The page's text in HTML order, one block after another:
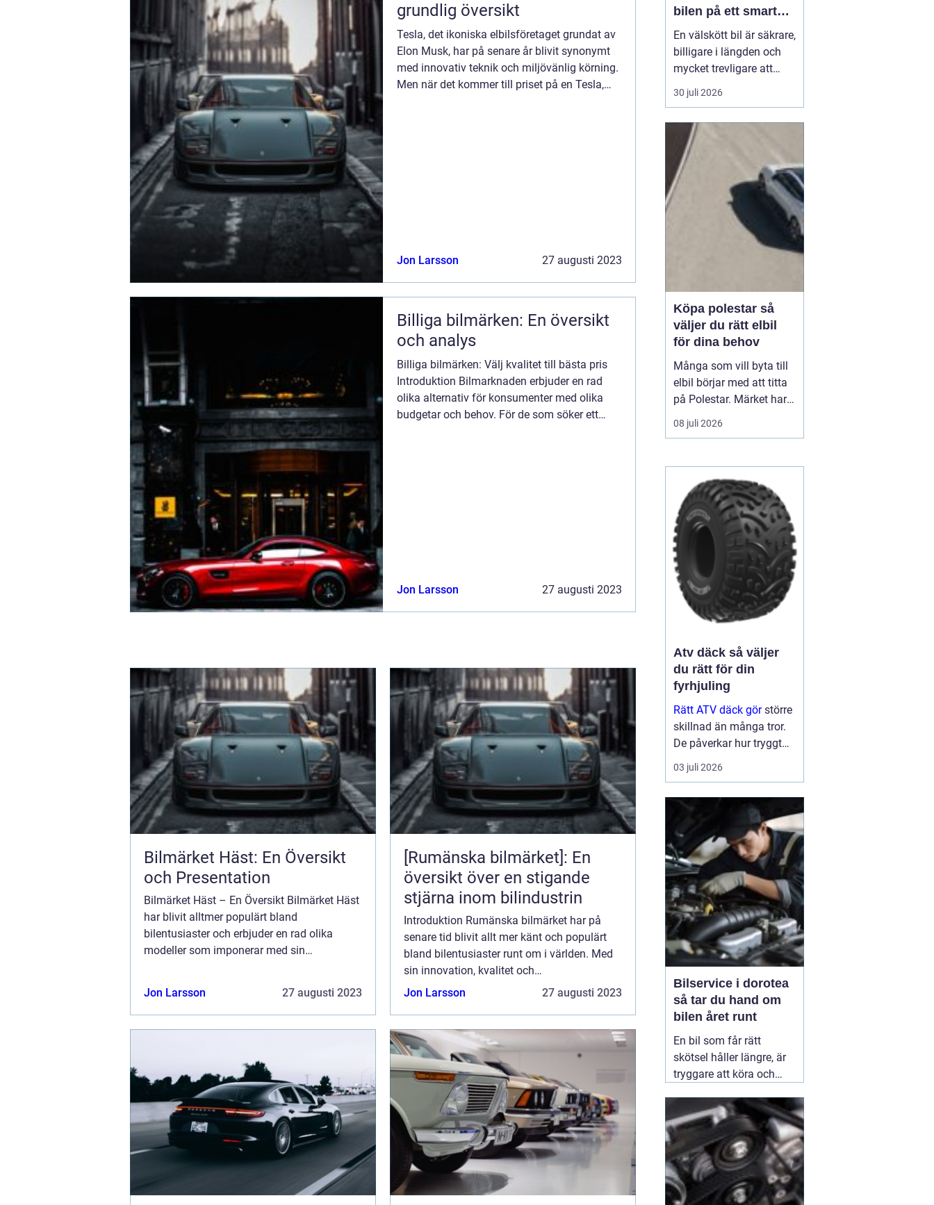
grundlig översikt
Tesla, det ikoniska elbilsföretaget grundat av
Elon Musk, har på senare år blivit synonymt
med innovativ teknik och miljövänlig körning.
Men när det kommer till priset på en Tesla,
Jon Larsson 27 augusti 2023
Billiga bilmärken: En översikt
och analys
Billiga bilmärken: Välj kvalitet till bästa pris
Introduktion Bilmarknaden erbjuder en rad
olika alternativ för konsumenter med olika
budgetar och behov. För de som söker ett
Jon Larsson 27 augusti 2023
Bilmärket Häst: En Översikt
och Presentation
Bilmärket Häst – En Översikt Bilmärket Häst
har blivit alltmer populärt bland
bilentusiaster och erbjuder en rad olika
modeller som imponerar med sin
över bilmär...
Jon Larsson 27 augusti 2023
[Rumänska bilmärket]: En
översikt över en stigande
stjärna inom bilindustrin
Introduktion Rumänska bilmärket har på
senare tid blivit allt mer känt och populärt
bland bilentusiaster runt om i världen. Med
sin innovation, kvalitet och
konkurrenskraftiga prissättning har de
Jon Larsson 27 augusti 2023
bilen på ett smart
sätt
En välskött bil är säkrare,
billigare i längden och
mycket trevligare att
köra. Trots det väntar
många bilägare i Örebro
och reparationer. I den
här artikeln får du en
enkel genomgång av
hu...
30 juli 2026
Köpa polestar så
väljer du rätt elbil
för dina behov
Många som vill byta till
elbil börjar med att titta
på Polestar. Märket har
blivit en symbol för
modern, elektrisk körning
hållbarhet går hand i
hand. Men hur vet du om
en Polestar passar dig,
och vilken modell som är
rätt val?...
08 juli 2026
Atv däck så väljer
du rätt för din
fyrhjuling
Rätt ATV däck görstörre
skillnad än många tror.
De påverkar hur tryggt
fyrhjulingen beter sig på
väg, hur effektivt den tar
och hur marken under
hjulen mår efteråt. Med
ge...
03 juli 2026
Bilservice i dorotea
så tar du hand om
bilen året runt
En bil som får rätt
skötsel håller längre, är
tryggare att köra och
värde. I norra Sverige,
med kalla vintrar, vägsalt
och långa avstånd, blir
bra service extra viktig.
Många som02 juli 2026